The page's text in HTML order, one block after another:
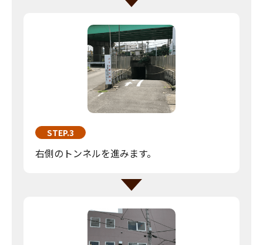
STEP.3
右側のトンネルを進みます。